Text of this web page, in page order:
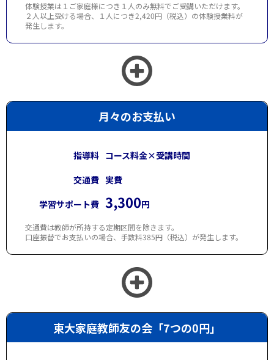
体験授業は１ご家庭様につき１人のみ無料でご受講いただけます。
２人以上受ける場合、１人につき2,420円（税込）の体験授業料が
発生します。
月々のお支払い
指導料 コース料金×受講時間
交通費 実費
学習サポート費 3,300円
交通費は教師が所持する定期区間を除きます。
口座振替でお支払いの場合、手数料385円（税込）が発生します。
東大家庭教師友の会「7つの0円」